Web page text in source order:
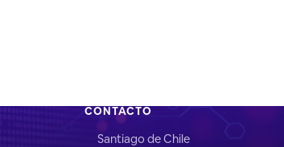
CONTACTO
Santiago de Chile